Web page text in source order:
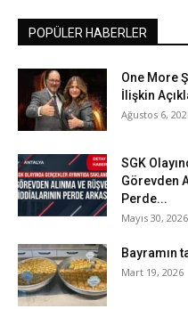
POPÜLER HABERLER
One More
İlişkin
Ağustos 6,
SGK
Görevden
Perde...
Mayıs 30, 2026
Bayramın
Mart 19, 2026